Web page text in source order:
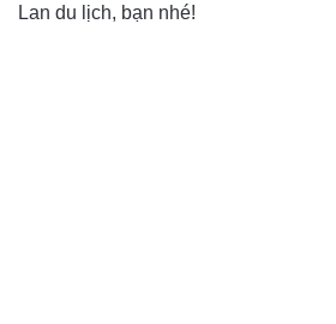
Lan du lịch, bạn nhé!